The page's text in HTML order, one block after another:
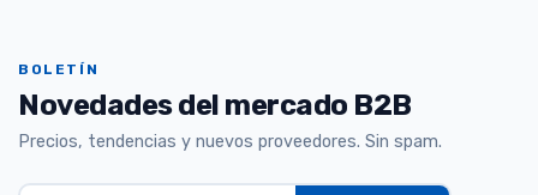
BOLETÍN
Novedades del mercado B2B
Precios, tendencias y nuevos proveedores. Sin spam.